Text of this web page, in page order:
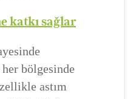
katkı sağlar
bölgesinde
astım